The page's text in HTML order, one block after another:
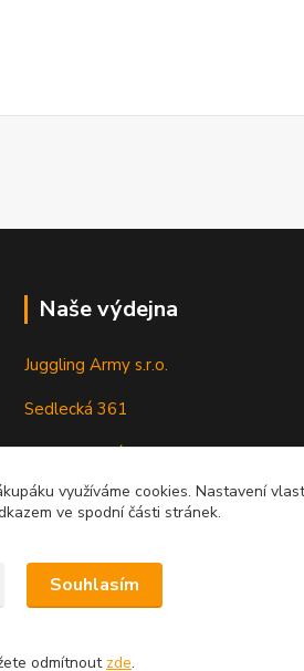
Naše výdejna
Juggling Army s.r.o.
Sedlecká 361
28401 Kutná Hora
využíváme cookies. Nastavení
ve spodní části stránek.
Souhlasím
odmítnout zde.